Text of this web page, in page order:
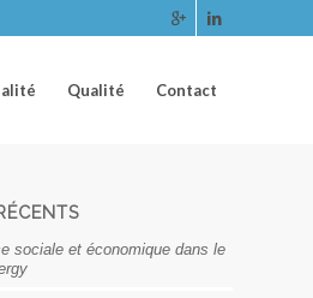
Qualité Contact
sociale et économique dans le